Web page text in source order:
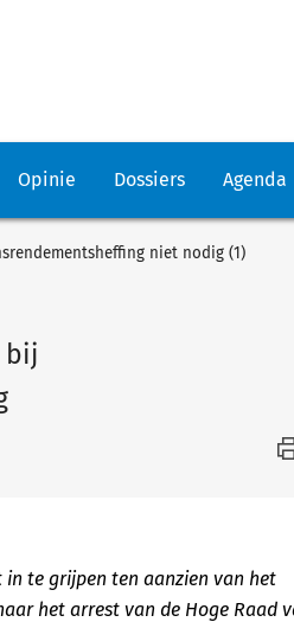
Opinie Dossiers Agenda
niet nodig (1)
bij
te grijpen ten aanzien van het
het arrest van de Hoge Raad